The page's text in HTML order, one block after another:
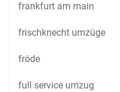
frankfurt am main
frischknecht umzüge
fröde
full service umzug